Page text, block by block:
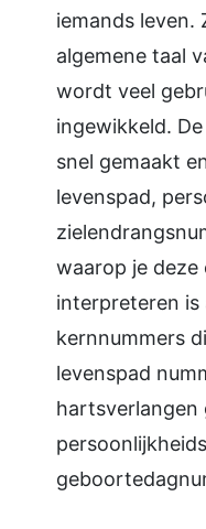
iemands leven.
algemene taal
wordt veel
ingewikkeld.
snel gemaakt
levenspad,
waarop je deze
interpreteren is
kernnummers
levenspad
hartsverlangen